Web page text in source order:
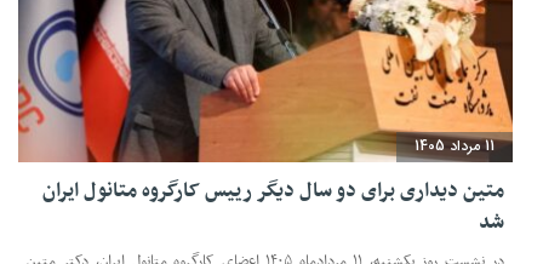
11 مرداد 1405
متین دیداری برای دو سال دیگر رییس کارگروه متانول ایران
شد